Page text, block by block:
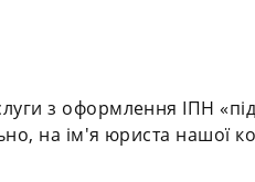
з оформлення ІПН
на ім'я юриста нашої